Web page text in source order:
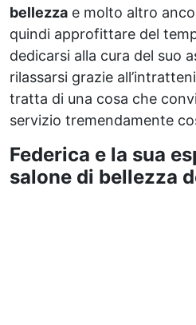
bellezza e molto altro
quindi approfittare del
dedicarsi alla cura del suo
rilassarsi grazie
tratta di una cosa che
servizio tremendamente
Federica e la sua
salone di bellezza